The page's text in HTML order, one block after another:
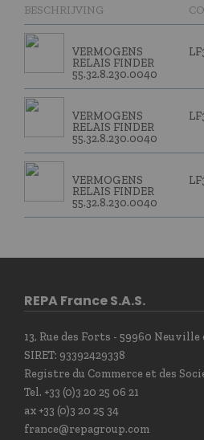
BESCHRIJVING
VERMOGENS
RELAIS FINDER
55.32.8.230.0040
VERMOGENS
RELAIS FINDER
55.32.8.230.0040
VERMOGENS
RELAIS FINDER
55.32.8.230.0040
REPA France S.A.S.
13, Rue des Forts - 59960
SIRET: 93392429338
Registre du Commerce et des
Tel. +33 (0)3 20 25 06 21
ax +33 (0)3 20 25 34
france@repagroup.com